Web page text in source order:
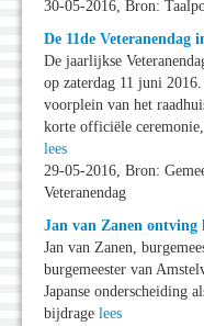
30-05-2016, Bron:
De 11de Veteranendag
De jaarlijkse
op zaterdag 11 juni
voorplein van het
korte officiële
lees
29-05-2016, Bron:
Veteranendag
Jan van Zanen ontving
Jan van Zanen,
burgemeester van
Japanse onderscheiding
bijdrage lees